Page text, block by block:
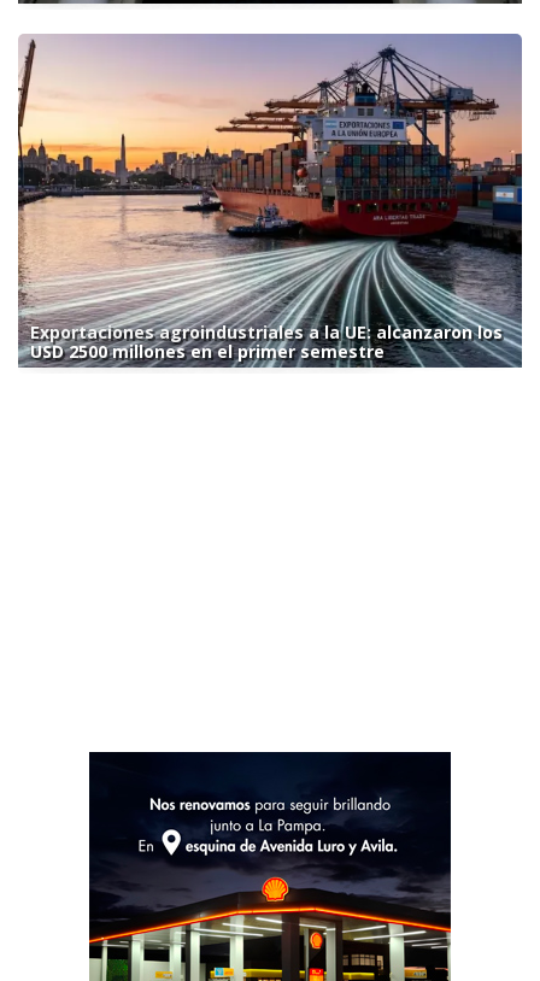
Exportaciones agroindustriales a la UE: alcanzaron los
USD 2500 millones en el primer semestre